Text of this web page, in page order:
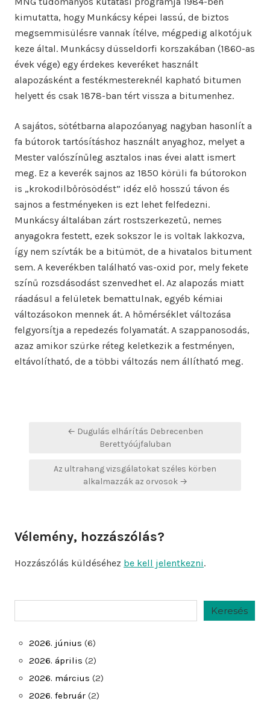
kimutatta, hogy Munkácsy képei lassú, de biztos
megsemmisülésre vannak ítélve, mégpedig alkotójuk
keze által. Munkácsy düsseldorfi korszakában (1860-as
évek vége) egy érdekes keveréket használt
alapozásként a festékmestereknél kapható bitumen
helyett és csak 1878-ban tért vissza a bitumenhez.
A sajátos, sötétbarna alapozóanyag nagyban hasonlít a
fa bútorok tartósításhoz használt anyaghoz, melyet a
Mester valószínűleg asztalos inas évei alatt ismert
meg. Ez a keverék sajnos az 1850 körüli fa bútorokon
is „krokodilbőrösödést” idéz elő hosszú távon és
sajnos a festményeken is ezt lehet felfedezni.
Munkácsy általában zárt rostszerkezetű, nemes
anyagokra festett, ezek sokszor le is voltak lakkozva,
így nem szívták be a bitümöt, de a hivatalos bitument
sem. A keverékben található vas-oxid por, mely fekete
színű rozsdásodást szenvedhet el. Az alapozás miatt
ráadásul a felületek bemattulnak, egyéb kémiai
változásokon mennek át. A hőmérséklet változása
felgyorsítja a repedezés folyamatát. A szappanosodás,
azaz amikor szürke réteg keletkezik a festményen,
eltávolítható, de a többi változás nem állítható meg.
Bejegyzés← Dugulás elhárítás Debrecenben
Berettyóújfaluban
Az ultrahang vizsgálatokat széles körben
alkalmazzák az orvosok →
Vélemény, hozzászólás?
Hozzászólás küldéséhez be kell jelentkezni.
Keresés
2026. június (6)
2026. április (2)
2026. március (2)
2026. február (2)